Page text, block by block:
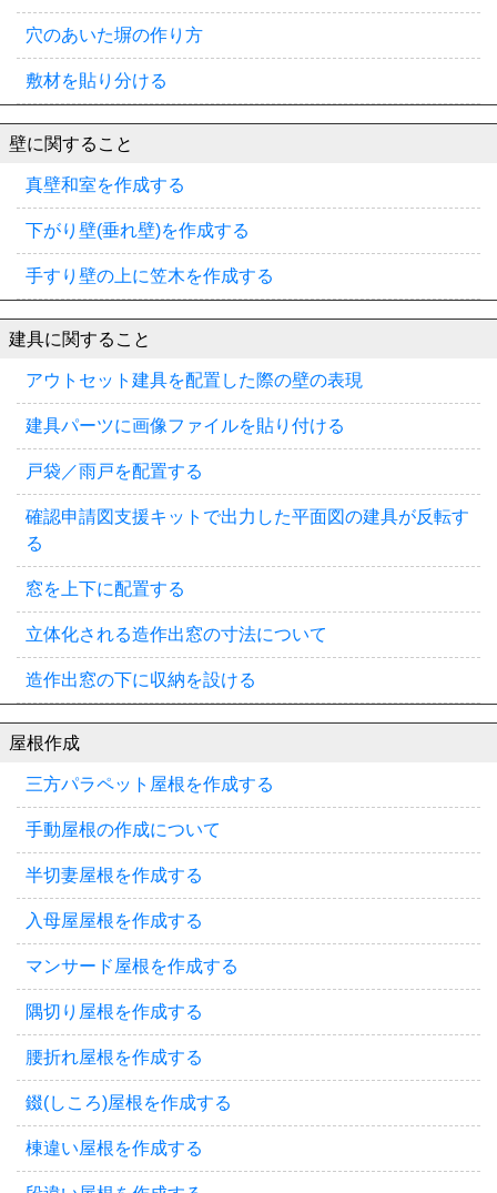
穴のあいた塀の作り方
敷材を貼り分ける
壁に関すること
真壁和室を作成する
下がり壁(垂れ壁)を作成する
手すり壁の上に笠木を作成する
建具に関すること
アウトセット建具を配置した際の壁の表現
建具パーツに画像ファイルを貼り付ける
戸袋／雨戸を配置する
確認申請図支援キットで出力した平面図の建具が反転す
る
窓を上下に配置する
立体化される造作出窓の寸法について
造作出窓の下に収納を設ける
屋根作成
三方パラペット屋根を作成する
手動屋根の作成について
半切妻屋根を作成する
入母屋屋根を作成する
マンサード屋根を作成する
隅切り屋根を作成する
腰折れ屋根を作成する
錣(しころ)屋根を作成する
棟違い屋根を作成する